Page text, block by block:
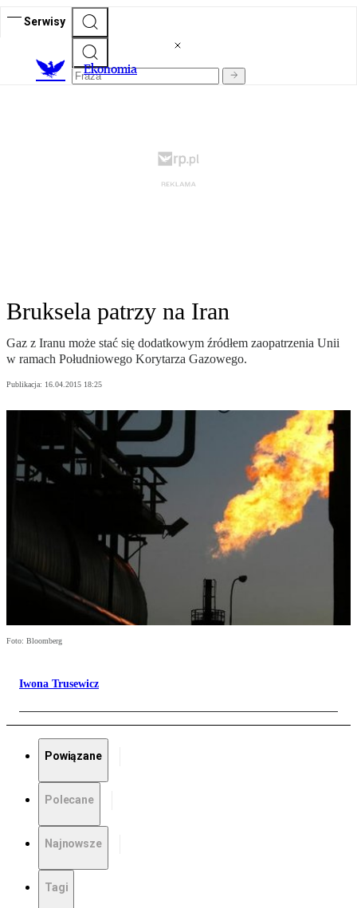
Serwisy
Ekonomia
Bruksela patrzy na Iran
Gaz z Iranu może stać się dodatkowym źródłem zaopatrzenia Unii
w ramach Południowego Korytarza Gazowego.
Publikacja: 16.04.2015 18:25
Foto: Bloomberg
Iwona Trusewicz
Powiązane
Polecane
Najnowsze
Tagi